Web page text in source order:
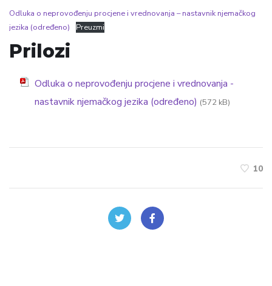
Odluka o neprovođenju procjene i vrednovanja – nastavnik njemačkog
jezika (određeno)
Preuzmi
Prilozi
Odluka o neprovođenju procjene i vrednovanja -
nastavnik njemačkog jezika (određeno) (572 kB)
10